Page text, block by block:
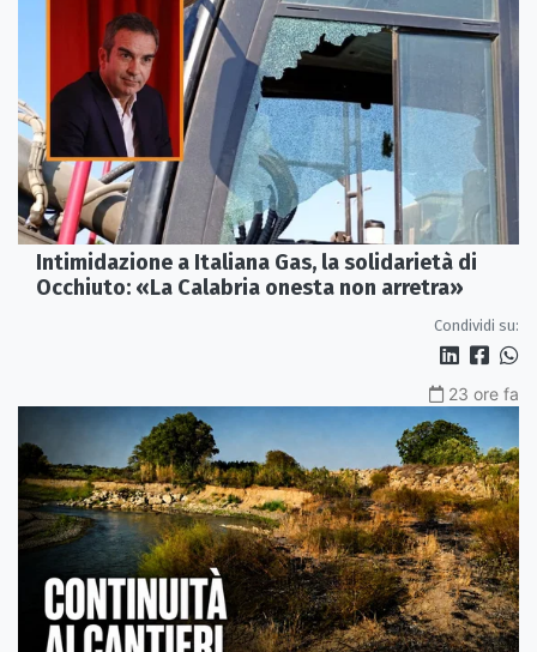
Intimidazione a Italiana Gas, la solidarietà di
Occhiuto: «La Calabria onesta non arretra»
Condividi su:
23 ore fa